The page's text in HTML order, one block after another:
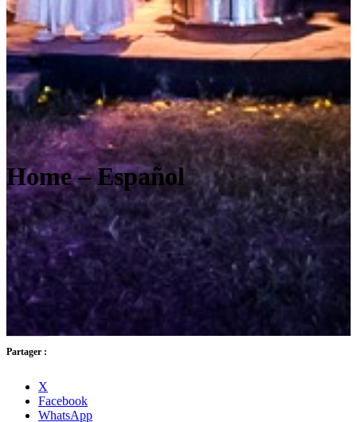
Home – Español
Partager :
X
Facebook
WhatsApp